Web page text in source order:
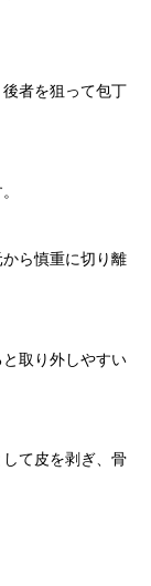
者を狙って包丁
ら慎重に切り離
取り外しやすい
て皮を剥ぎ、骨